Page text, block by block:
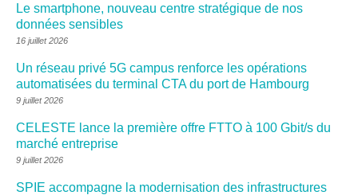
Le smartphone, nouveau centre stratégique de nos
données sensibles
16 juillet 2026
Un réseau privé 5G campus renforce les opérations
automatisées du terminal CTA du port de Hambourg
9 juillet 2026
CELESTE lance la première offre FTTO à 100 Gbit/s du
marché entreprise
9 juillet 2026
SPIE accompagne la modernisation des infrastructures